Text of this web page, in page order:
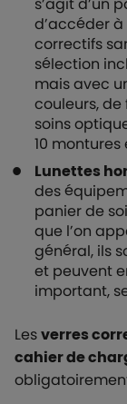
d’accéder
correctifs
sélection
mais avec
couleurs, de
soins
10
Lunettes
des
panier de
que l’on
général, ils
et peuvent
important,
Lesverres
cahier de